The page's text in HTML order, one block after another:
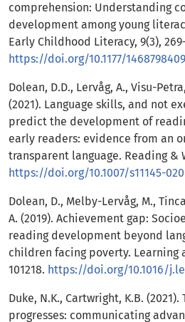
comprehension: Understanding
development among young
Early Childhood Literacy, 9(3),
https://doi.org/10.1177/
Dolean, D.D., Lervåg, A., Visu-
(2021). Language skills, and not
predict the development of
early readers: evidence from an
transparent language. Reading &
https://doi.org/10.1007/s11145-
Dolean, D., Melby-Lervåg, M.,
A. (2019). Achievement gap:
reading development beyond
children facing poverty. Learning
101218. https://doi.org/10.1016/
Duke, N.K., Cartwright, K.B.
progresses: communicating